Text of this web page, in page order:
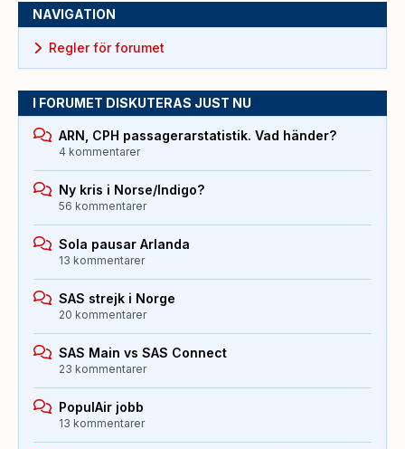
NAVIGATION
Regler för forumet
I FORUMET DISKUTERAS JUST NU
ARN, CPH passagerarstatistik. Vad händer?
4 kommentarer
Ny kris i Norse/Indigo?
56 kommentarer
Sola pausar Arlanda
13 kommentarer
SAS strejk i Norge
20 kommentarer
SAS Main vs SAS Connect
23 kommentarer
PopulAir jobb
13 kommentarer